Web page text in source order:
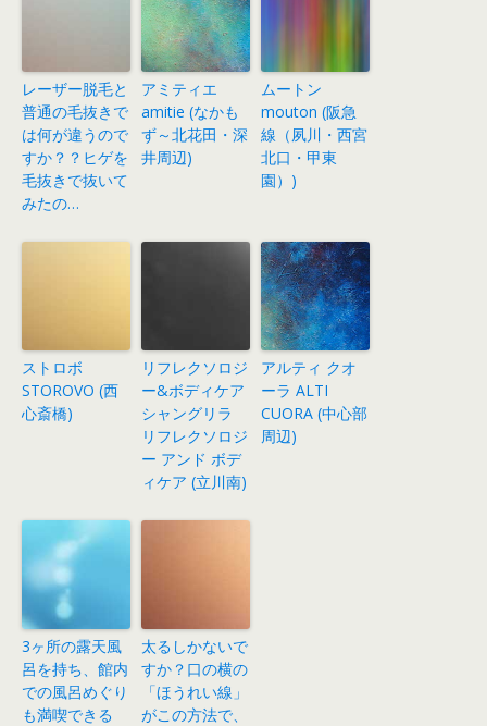
レーザー脱毛と
普通の毛抜きで
は何が違うので
すか？？ヒゲを
毛抜きで抜いて
みたの…
アミティエ
amitie (なかも
ず～北花田・深
井周辺)
ムートン
mouton (阪急
線（夙川・西宮
北口・甲東
園）)
ストロボ
STOROVO (西
心斎橋)
リフレクソロジ
ー&ボディケア
シャングリラ
リフレクソロジ
ー アンド ボデ
ィケア (立川南)
アルティ クオ
ーラ ALTI
CUORA (中心部
周辺)
3ヶ所の露天風
呂を持ち、館内
での風呂めぐり
も満喫できる
太るしかないで
すか？口の横の
「ほうれい線」
がこの方法で、